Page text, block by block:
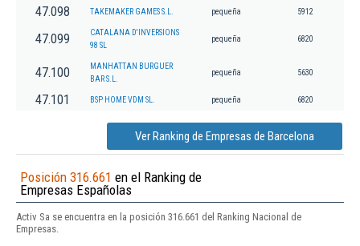
47.098 TAKEMAKER GAMES S.L. pequeña 5912
47.099
CATALANA D'INVERSIONS
98 SL
pequeña 6820
47.100
MANHATTAN BURGUER
BAR S.L.
pequeña 5630
47.101 BSP HOME VDM SL. pequeña 6820
Ver Ranking de Empresas de Barcelona
Posición 316.661 en el Ranking de
Empresas Españolas
Activ Sa se encuentra en la posición 316.661 del Ranking Nacional de
Empresas.